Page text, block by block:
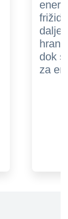
dalje
dok
za